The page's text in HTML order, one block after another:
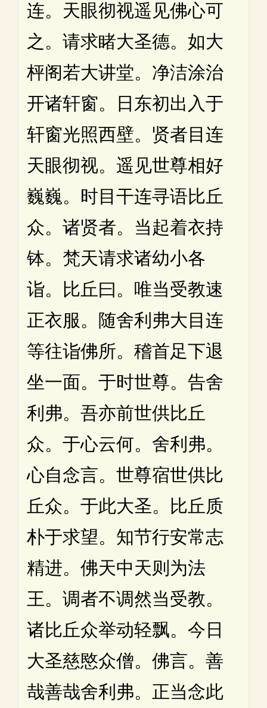
连。天眼彻视遥见佛心可
之。请求睹大圣德。如大
枰阁若大讲堂。净洁涂治
开诸轩窗。日东初出入于
轩窗光照西壁。贤者目连
天眼彻视。遥见世尊相好
巍巍。时目干连寻语比丘
众。诸贤者。当起着衣持
钵。梵天请求诸幼小各
诣。比丘曰。唯当受教速
正衣服。随舍利弗大目连
等往诣佛所。稽首足下退
坐一面。于时世尊。告舍
利弗。吾亦前世供比丘
众。于心云何。舍利弗。
心自念言。世尊宿世供比
丘众。于此大圣。比丘质
朴于求望。知节行安常志
精进。佛天中天则为法
王。调者不调然当受教。
诸比丘众举动轻飘。今日
大圣慈愍众僧。佛言。善
哉善哉舍利弗。正当念此